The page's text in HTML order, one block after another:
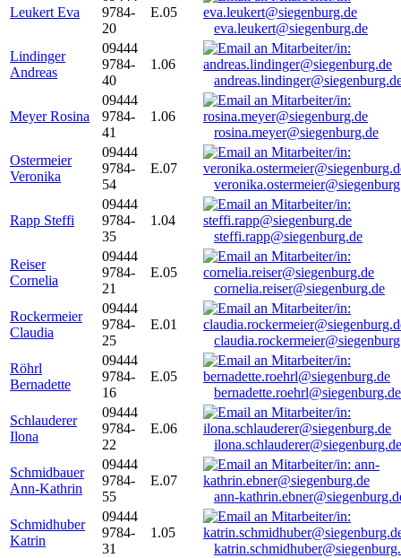
Leukert Eva
9784-
20
E.05
eva.leukert@siegenburg.de
Lindinger
Andreas
09444
9784-
40
1.06
Meyer Rosina
09444
9784-
41
1.06
rosina.meyer@siegenburg.de
Ostermeier
Veronika
09444
9784-
54
E.07
Rapp Steffi
09444
9784-
35
1.04
steffi.rapp@siegenburg.de
Reiser
Cornelia
09444
9784-
21
E.05
cornelia.reiser@siegenburg.de
Rockermeier
Claudia
09444
9784-
25
E.01
Röhrl
Bernadette
09444
9784-
16
E.05
bernadette.roehrl@siegenburg.de
Schlauderer
Ilona
09444
9784-
22
E.06
ilona.schlauderer@siegenburg.de
Schmidbauer
Ann-Kathrin
09444
9784-
55
E.07
ann-
Schmidhuber
Katrin
09444
9784-
31
1.05